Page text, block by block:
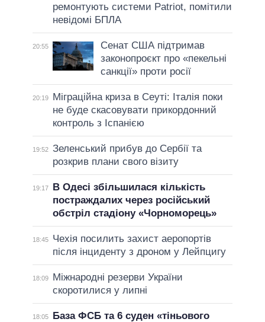
ремонтують системи Patriot, помітили
невідомі БПЛА
20:55
Сенат США підтримав
законопроєкт про «пекельні
санкції» проти росії
20:19
Міграційна криза в Сеуті: Італія поки
не буде скасовувати прикордонний
контроль з Іспанією
19:52 Зеленський прибув до Сербії та
розкрив плани свого візиту
19:17
В Одесі збільшилася кількість
постраждалих через російський
обстріл стадіону «Чорноморець»
18:45
Чехія посилить захист аеропортів
після інциденту з дроном у Лейпцигу
18:09
Міжнародні резерви України
скоротилися у липні
18:05
База ФСБ та 6 суден «тіньового